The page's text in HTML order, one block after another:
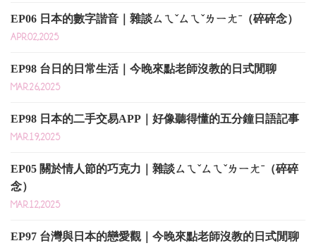
EP06 日本的數字諧音｜雜談ㄙㄟˇㄙㄟˇㄌㄧㄤˉ（碎碎念）
APR.02,2025
EP98 台日的日常生活｜今晚來點老師沒教的日式閒聊
MAR.26,2025
EP98 日本的二手交易APP｜好像聽得懂的五分鐘日語記事
MAR.19,2025
EP05 關於情人節的巧克力｜雜談ㄙㄟˇㄙㄟˇㄌㄧㄤˉ（碎碎
念）
MAR.12,2025
EP97 台灣與日本的戀愛觀｜今晚來點老師沒教的日式閒聊